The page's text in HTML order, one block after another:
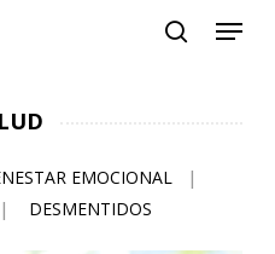
EMOCIONAL
|
| DESMENTIDOS